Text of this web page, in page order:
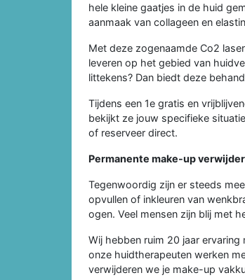
hele kleine gaatjes in de huid
aanmaak van collageen en
Met deze zogenaamde Co2
leveren op het gebied van
littekens? Dan biedt deze
Tijdens een 1e gratis en
bekijkt ze jouw specifieke
of reserveer direct.
Permanente make-up
Tegenwoordig zijn er steeds
opvullen of inkleuren van
ogen. Veel mensen zijn blij met
Wij hebben ruim 20 jaar
onze huidtherapeuten werken
verwijderen we je make-up